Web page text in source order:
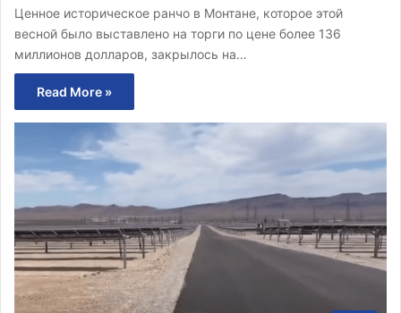
Ценное историческое ранчо в Монтане, которое этой
весной было выставлено на торги по цене более 136
миллионов долларов, закрылось на…
Read More »